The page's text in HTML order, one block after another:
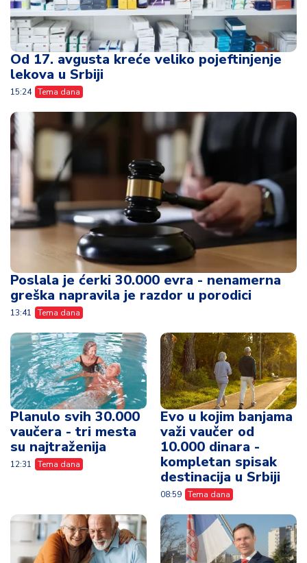
Od 17. avgusta kreće veliko pojeftinjenje
lekova u Srbiji
15:24 Tema dana
Poslala je ćerki 30.000 evra - nenamerna
greška napravila je razdor u porodici
13:41 Tema dana
Planulo svih 30.000
vaučera - tri mesta
su najtraženija
12:31 Tema dana
Evo u kojim banjama
važi vaučer od
10.000 dinara -
kompletan spisak
destinacija u Srbiji
08:59 Tema dana